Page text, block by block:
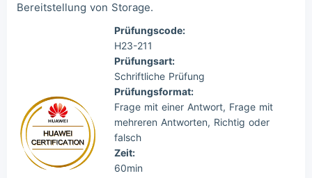
Bereitstellung von Storage.
Prüfungscode:
H23-211
Prüfungsart:
Schriftliche Prüfung
Prüfungsformat:
Frage mit einer Antwort, Frage mit
mehreren Antworten, Richtig oder
falsch
Zeit:
60min